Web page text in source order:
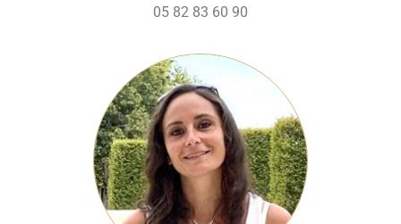
05 82 83 60 90